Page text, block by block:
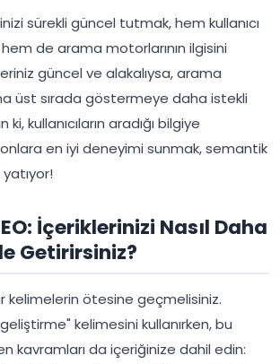
sürekli güncel tutmak, hem kullanıcı
de arama motorlarının ilgisini
güncel ve alakalıysa, arama
üst sırada göstermeye daha istekli
kullanıcıların aradığı bilgiye
en iyi deneyimi sunmak, semantik
yatıyor!
İçeriklerinizi Nasıl Daha
Getirirsiniz?
kelimelerin ötesine geçmelisiniz.
kelimesini kullanırken, bu
kavramları da içeriğinize dahil edin: